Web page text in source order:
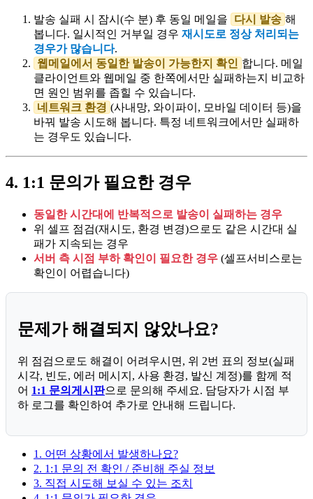
발송 실패 시 잠시(수 분) 후 동일 메일을 다시 발송 해
봅니다. 일시적인 거부일 경우 재시도로 정상 처리되는
경우가 많습니다.
웹메일에서 동일한 발송이 가능한지 확인 합니다. 메일
클라이언트와 웹메일 중 한쪽에서만 실패하는지 비교하
면 원인 범위를 좁힐 수 있습니다.
네트워크 환경 (사내망, 와이파이, 모바일 데이터 등)을
바꿔 발송 시도해 봅니다. 특정 네트워크에서만 실패하
는 경우도 있습니다.
4. 1:1 문의가 필요한 경우
동일한 시간대에 반복적으로 발송이 실패하는 경우
위 셀프 점검(재시도, 환경 변경)으로도 같은 시간대 실
패가 지속되는 경우
서버 측 시점 부하 확인이 필요한 경우 (셀프서비스로는
확인이 어렵습니다)
문제가 해결되지 않았나요?
위 점검으로도 해결이 어려우시면, 위 2번 표의 정보(실패
시각, 빈도, 에러 메시지, 사용 환경, 발신 계정)를 함께 적
어 1:1 문의게시판으로 문의해 주세요. 담당자가 시점 부
하 로그를 확인하여 추가로 안내해 드립니다.
1. 어떤 상황에서 발생하나요?
2. 1:1 문의 전 확인 / 준비해 주실 정보
3. 직접 시도해 보실 수 있는 조치